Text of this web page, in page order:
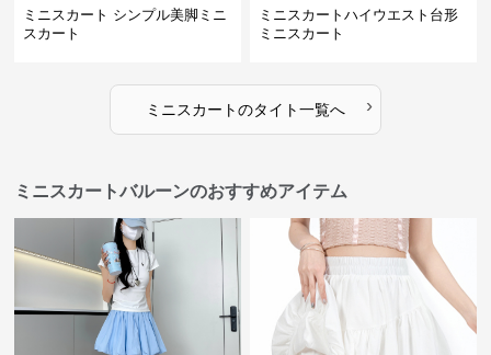
ミニスカート シンプル美脚ミニ
スカート
ミニスカートハイウエスト台形
ミニスカート
ミニスカートのタイト一覧へ ›
ミニスカートバルーンのおすすめアイテム